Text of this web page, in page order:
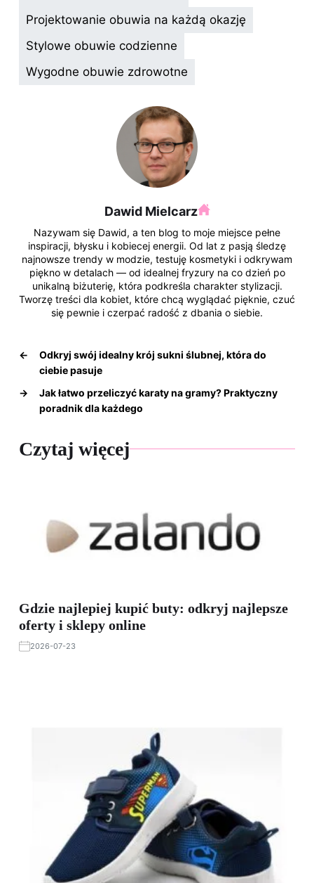
b
o
o
k
dI
n
t
r
Projektowanie obuwia na każdą okazję
Stylowe obuwie codzienne
Wygodne obuwie zdrowotne
Dawid Mielcarz
Nazywam się Dawid, a ten blog to moje miejsce pełne
inspiracji, błysku i kobiecej energii. Od lat z pasją śledzę
najnowsze trendy w modzie, testuję kosmetyki i odkrywam
piękno w detalach — od idealnej fryzury na co dzień po
unikalną biżuterię, która podkreśla charakter stylizacji.
Tworzę treści dla kobiet, które chcą wyglądać pięknie, czuć
się pewnie i czerpać radość z dbania o siebie.
←
Odkryj swój idealny krój sukni ślubnej, która do
ciebie pasuje
→
Jak łatwo przeliczyć karaty na gramy? Praktyczny
poradnik dla każdego
Czytaj więcej
Gdzie najlepiej kupić buty: odkryj najlepsze
oferty i sklepy online
2026-07-23